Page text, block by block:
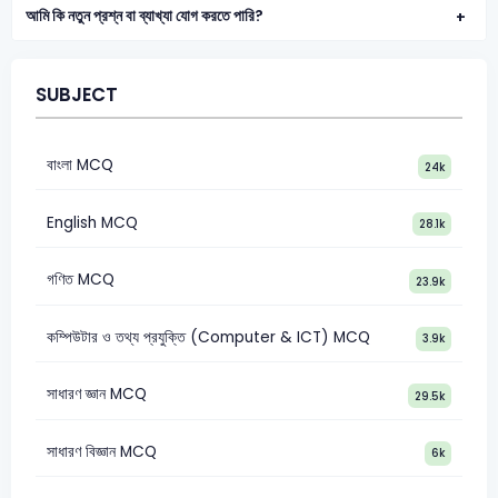
আমি কি নতুন প্রশ্ন বা ব্যাখ্যা যোগ করতে পারি?
SUBJECT
বাংলা MCQ 24k
English MCQ 28.1k
গণিত MCQ 23.9k
কম্পিউটার ও তথ্য প্রযুক্তি (Computer & ICT) MCQ 3.9k
সাধারণ জ্ঞান MCQ 29.5k
সাধারণ বিজ্ঞান MCQ 6k